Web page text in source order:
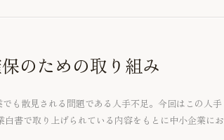
のための取り組み
も散見される問題である人手不足。今回はこの人手
書で取り上げられている内容をもとに中小企業にお